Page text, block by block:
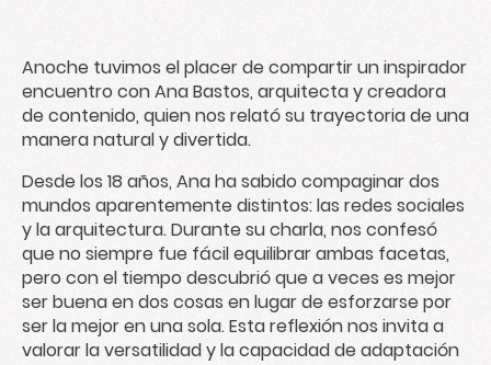
Anoche tuvimos el placer de compartir un inspirador
encuentro con Ana Bastos, arquitecta y creadora
de contenido, quien nos relató su trayectoria de una
manera natural y divertida.
Desde los 18 años, Ana ha sabido compaginar dos
mundos aparentemente distintos: las redes sociales
y la arquitectura. Durante su charla, nos confesó
que no siempre fue fácil equilibrar ambas facetas,
pero con el tiempo descubrió que a veces es mejor
ser buena en dos cosas en lugar de esforzarse por
ser la mejor en una sola. Esta reflexión nos invita a
valorar la versatilidad y la capacidad de adaptación